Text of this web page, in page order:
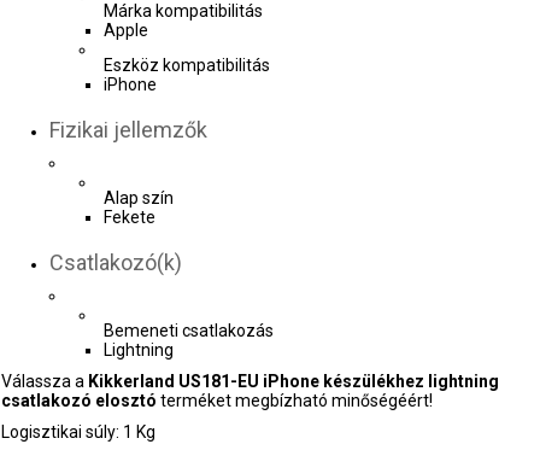
Márka kompatibilitás
Apple
Eszköz kompatibilitás
iPhone
Fizikai jellemzők
Alap szín
Fekete
Csatlakozó(k)
Bemeneti csatlakozás
Lightning
Válassza a Kikkerland US181-EU iPhone készülékhez lightning
csatlakozó elosztó terméket megbízható minőségéért!
Logisztikai súly: 1 Kg